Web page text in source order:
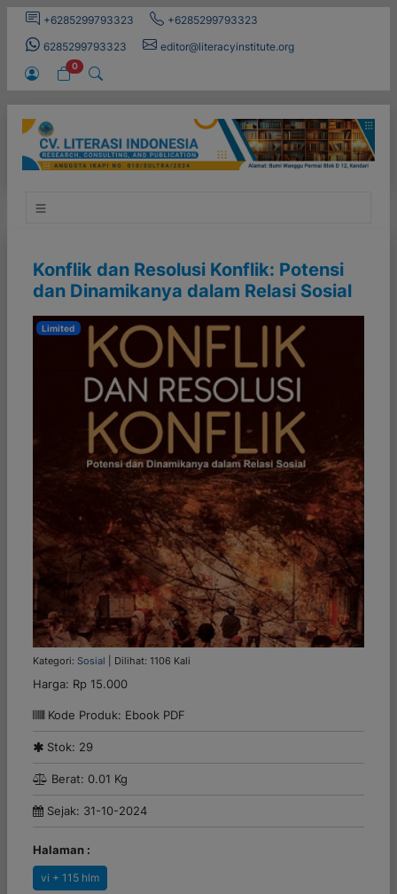
+6285299793323
+6285299793323
6285299793323
editor@literacyinstitute.org
0
Konflik dan Resolusi Konflik: Potensi
dan Dinamikanya dalam Relasi Sosial
Limited
Kategori: Sosial | Dilihat: 1106 Kali
Harga: Rp 15.000
Kode Produk: Ebook PDF
Stok: 29
Berat: 0.01 Kg
Sejak: 31-10-2024
Halaman :
vi + 115 hlm